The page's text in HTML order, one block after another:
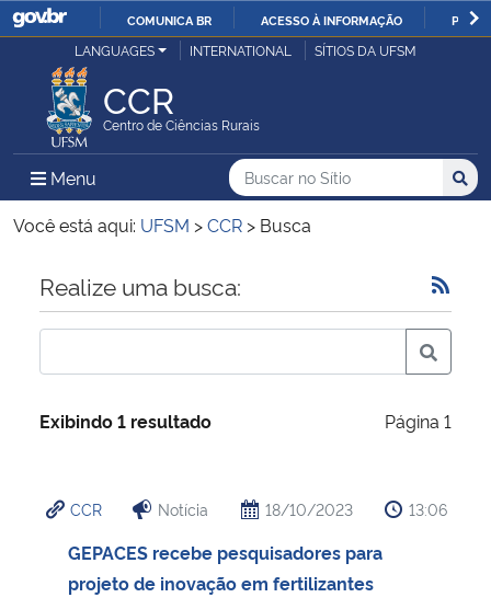
IR
COMUNICA BR ACESSO À INFORMAÇÃO
Ministério da Justiça e Segurança Pública
Ministério da Defesa
Ministério das Relações Exteriores
Ministério da Economia
Ministério da Infraestrutura
Ministério da Cidadania
LANGUAGES INTERNATIONAL SÍTIOS DA UFSM
CCR
Centro de Ciências Rurais
Menu Menu Principal do Sítio
Busca
Buscar no no Sítio
Busca:
Você está aqui: UFSM >CCR > Busca
Início do conteúdo
Realize uma busca:
Exibindo 1 resultado Página 1
CCR Notícia 18/10/2023 13:06
GEPACES recebe pesquisadores para
projeto de inovação em fertilizantes